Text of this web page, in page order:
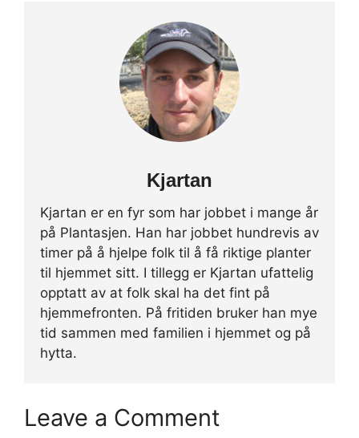
Kjartan
Kjartan er en fyr som har jobbet i mange år
på Plantasjen. Han har jobbet hundrevis av
timer på å hjelpe folk til å få riktige planter
til hjemmet sitt. I tillegg er Kjartan ufattelig
opptatt av at folk skal ha det fint på
hjemmefronten. På fritiden bruker han mye
tid sammen med familien i hjemmet og på
hytta.
Leave a Comment